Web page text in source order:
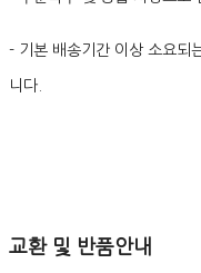
- 기본 배송기간 이상 소요되
니다.
교환 및 반품안내